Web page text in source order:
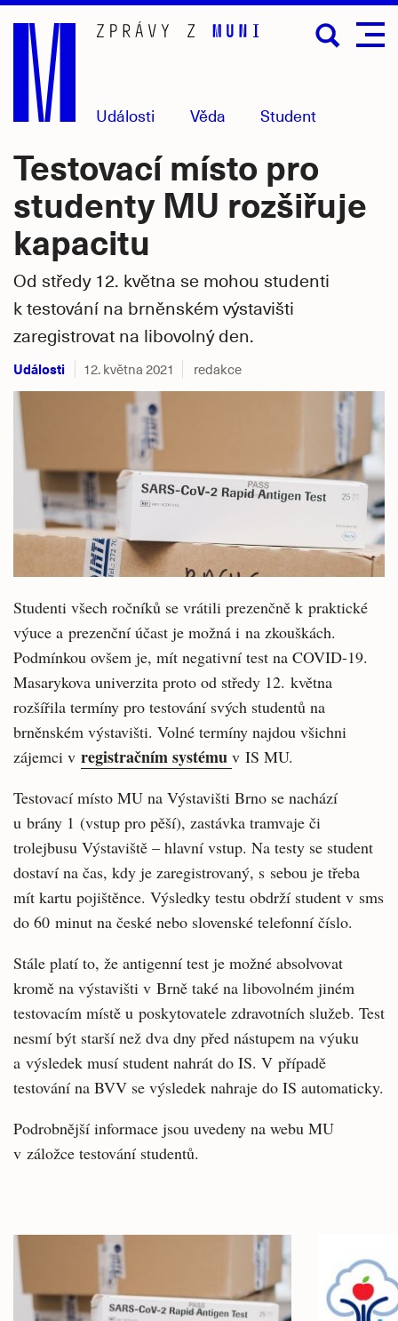
Přejít
hlavní
obsah
Události Věda Student
Testovací místo pro
studenty MU rozšiřuje
kapacitu
Od středy 12. května se mohou studenti
k testování na brněnském výstavišti
zaregistrovat na libovolný den.
Události 12. května 2021 redakce
Studenti všech ročníků se vrátili prezenčně k praktické
výuce a prezenční účast je možná i na zkouškách.
Podmínkou ovšem je, mít negativní test na COVID-19.
Masarykova univerzita proto od středy 12. května
rozšířila termíny pro testování svých studentů na
brněnském výstavišti. Volné termíny najdou všichni
zájemci v registračním systému v IS MU.
Testovací místo MU na Výstavišti Brno se nachází
u brány 1 (vstup pro pěší), zastávka tramvaje či
trolejbusu Výstaviště – hlavní vstup. Na testy se student
dostaví na čas, kdy je zaregistrovaný, s sebou je třeba
mít kartu pojištěnce. Výsledky testu obdrží student v sms
do 60 minut na české nebo slovenské telefonní číslo.
Stále platí to, že antigenní test je možné absolvovat
kromě na výstavišti v Brně také na libovolném jiném
testovacím místě u poskytovatele zdravotních služeb. Test
nesmí být starší než dva dny před nástupem na výuku
a výsledek musí student nahrát do IS. V případě
testování na BVV se výsledek nahraje do IS automaticky.
Podrobnější informace jsou uvedeny na webu MU
v záložce testování studentů.
Související
články